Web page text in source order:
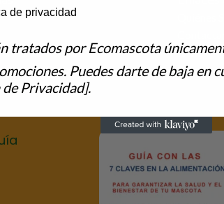
Perros
Gatos
Envío
Blog
to hear from us?
de privacidad
tratados por Ecomascota
Puedes darte de baja en
Privacidad].